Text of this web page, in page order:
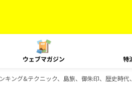
ウェブマガジン 特
キング&テクニック、島旅、御朱印、歴史時